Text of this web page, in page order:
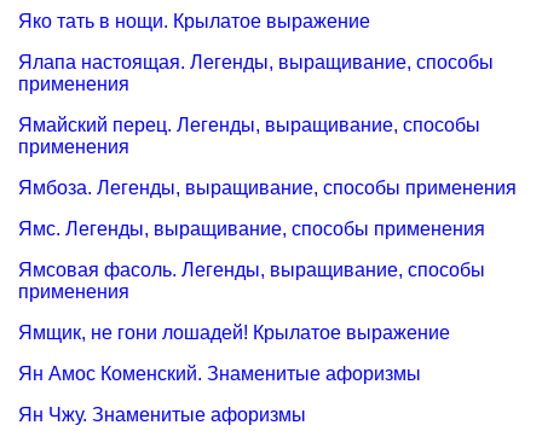
Яко тать в нощи. Крылатое выражение
Ялапа настоящая. Легенды, выращивание, способы
применения
Ямайский перец. Легенды, выращивание, способы
применения
Ямбоза. Легенды, выращивание, способы применения
Ямс. Легенды, выращивание, способы применения
Ямсовая фасоль. Легенды, выращивание, способы
применения
Ямщик, не гони лошадей! Крылатое выражение
Ян Амос Коменский. Знаменитые афоризмы
Ян Чжу. Знаменитые афоризмы